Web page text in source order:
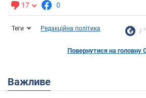
17 0
Теги Редакційна політика
Повернутися на головну
Важливе